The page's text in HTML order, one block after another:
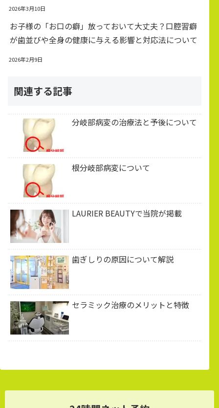
2026年3月10日
お子様の「お口の癖」放っておいて大丈夫？口腔習癖
が歯並びや全身の健康に与える影響と対応法について
2026年2月9日
関連する記事
分岐部病変の治療法と予後について
根分岐部病変について
LAURIER BEAUTYで当院が掲載
歯ぎしりの原因について解説
セラミック治療のメリットと特徴